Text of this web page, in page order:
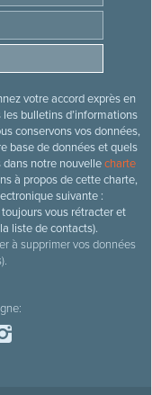
votre accord exprès en
bulletins d’informations
conservons vos données,
base de données et quels
dans notre nouvellecharte
à propos de cette charte,
suivante :
vous rétracter et
liste de contacts).
à supprimer vos données